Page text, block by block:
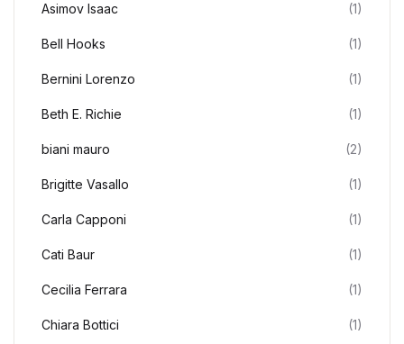
Asimov Isaac (1)
Bell Hooks (1)
Bernini Lorenzo (1)
Beth E. Richie (1)
biani mauro (2)
Brigitte Vasallo (1)
Carla Capponi (1)
Cati Baur (1)
Cecilia Ferrara (1)
Chiara Bottici (1)